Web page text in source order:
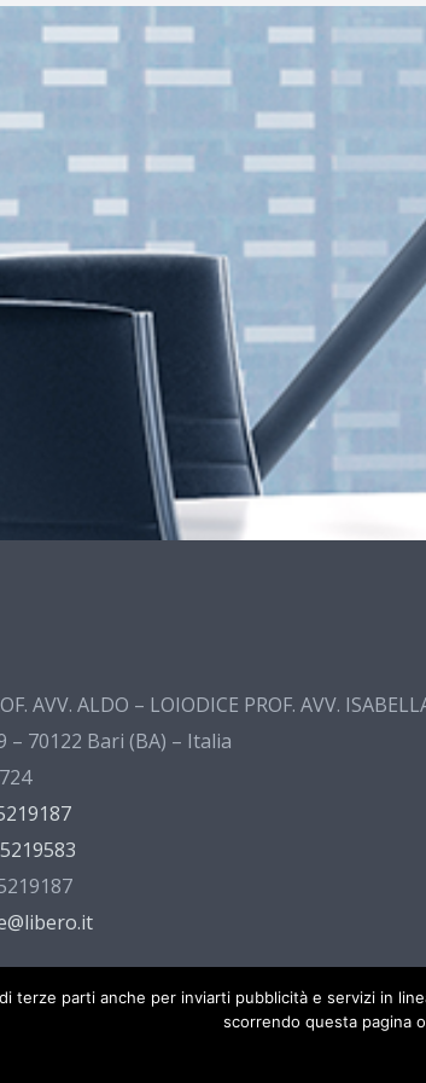
AVV. ALDO – LOIODICE PROF. AVV.
– 70122 Bari (BA) – Italia
terze parti anche per inviarti pubblicità e servizi in
scorrendo questa pagina